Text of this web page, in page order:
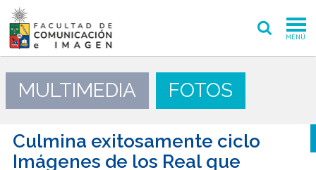
MENÚ
FACULTAD
POSTGRADO
INVESTIGACIÓN CREACIÓN
MULTIMEDIA FOTOS
Culmina exitosamente ciclo
Imágenes de los Real que